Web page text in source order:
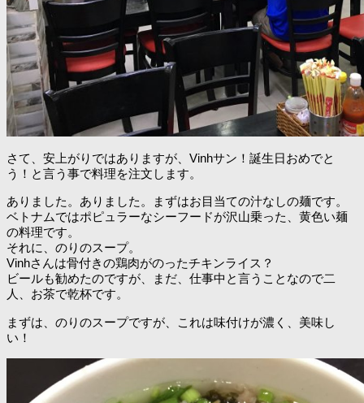
さて、安上がりではありますが、Vinhサン！誕生日おめでと
う！と言う事で料理を注文します。
ありました。ありました。まずはお目当ての汁なしの麺です。
ベトナムではポピュラーなシーフードが沢山乗った、黄色い麺
の料理です。
それに、のりのスープ。
Vinhさんは骨付きの鶏肉がのったチキンライス？
ビールも勧めたのですが、まだ、仕事中と言うことなので二
人、お茶で乾杯です。
まずは、のりのスープですが、これは味付けが濃く、美味し
い！